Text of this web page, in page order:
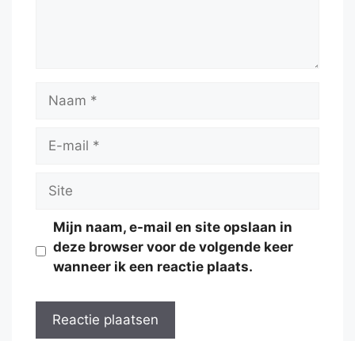
Naam
Site
Mijn naam, e-mail en site opslaan in
deze browser voor de volgende keer
wanneer ik een reactie plaats.